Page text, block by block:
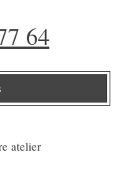
64
atelier